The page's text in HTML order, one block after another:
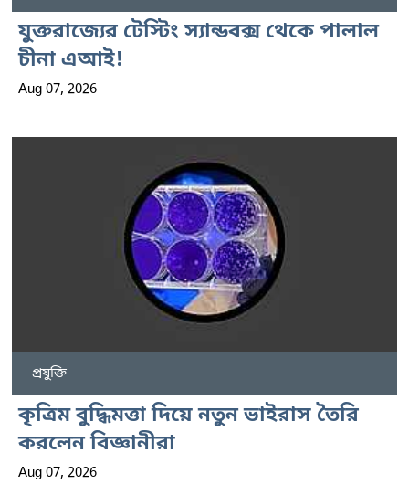
যুক্তরাজ্যের টেস্টিং স্যান্ডবক্স থেকে পালাল
চীনা এআই!
Aug 07, 2026
প্রযুক্তি
কৃত্রিম বুদ্ধিমত্তা দিয়ে নতুন ভাইরাস তৈরি
করলেন বিজ্ঞানীরা
Aug 07, 2026